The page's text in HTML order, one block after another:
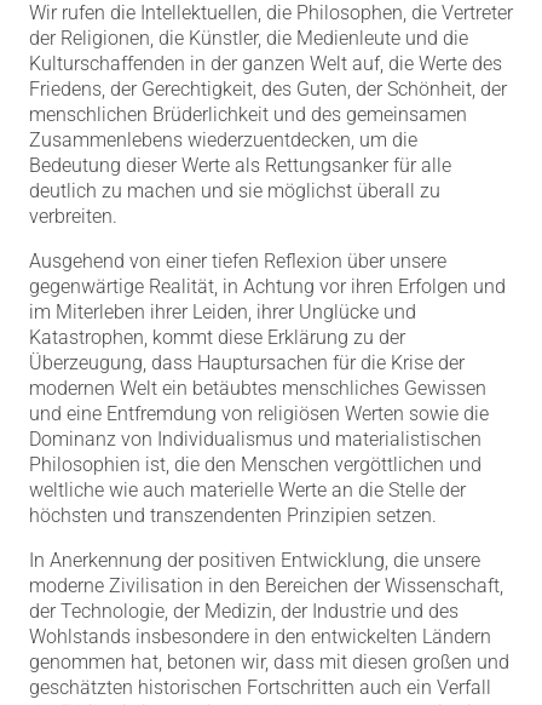
Wir rufen die Intellektuellen, die Philosophen, die Vertreter
der Religionen, die Künstler, die Medienleute und die
Kulturschaffenden in der ganzen Welt auf, die Werte des
Friedens, der Gerechtigkeit, des Guten, der Schönheit, der
menschlichen Brüderlichkeit und des gemeinsamen
Zusammenlebens wiederzuentdecken, um die
Bedeutung dieser Werte als Rettungsanker für alle
deutlich zu machen und sie möglichst überall zu
verbreiten.
Ausgehend von einer tiefen Reflexion über unsere
gegenwärtige Realität, in Achtung vor ihren Erfolgen und
im Miterleben ihrer Leiden, ihrer Unglücke und
Katastrophen, kommt diese Erklärung zu der
Überzeugung, dass Hauptursachen für die Krise der
modernen Welt ein betäubtes menschliches Gewissen
und eine Entfremdung von religiösen Werten sowie die
Dominanz von Individualismus und materialistischen
Philosophien ist, die den Menschen vergöttlichen und
weltliche wie auch materielle Werte an die Stelle der
höchsten und transzendenten Prinzipien setzen.
In Anerkennung der positiven Entwicklung, die unsere
moderne Zivilisation in den Bereichen der Wissenschaft,
der Technologie, der Medizin, der Industrie und des
Wohlstands insbesondere in den entwickelten Ländern
genommen hat, betonen wir, dass mit diesen großen und
geschätzten historischen Fortschritten auch ein Verfall